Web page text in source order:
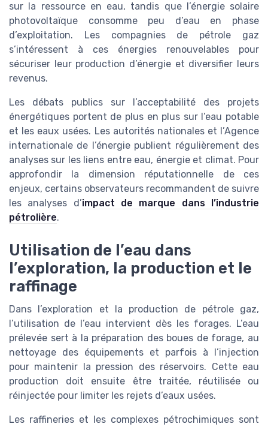
sur la ressource en eau, tandis que l’énergie solaire
photovoltaïque consomme peu d’eau en phase
d’exploitation. Les compagnies de pétrole gaz
s’intéressent à ces énergies renouvelables pour
sécuriser leur production d’énergie et diversifier leurs
revenus.
Les débats publics sur l’acceptabilité des projets
énergétiques portent de plus en plus sur l’eau potable
et les eaux usées. Les autorités nationales et l’Agence
internationale de l’énergie publient régulièrement des
analyses sur les liens entre eau, énergie et climat. Pour
approfondir la dimension réputationnelle de ces
enjeux, certains observateurs recommandent de suivre
les analyses d’impact de marque dans l’industrie
pétrolière.
Utilisation de l’eau dans
l’exploration, la production et le
raffinage
Dans l’exploration et la production de pétrole gaz,
l’utilisation de l’eau intervient dès les forages. L’eau
prélevée sert à la préparation des boues de forage, au
nettoyage des équipements et parfois à l’injection
pour maintenir la pression des réservoirs. Cette eau
production doit ensuite être traitée, réutilisée ou
réinjectée pour limiter les rejets d’eaux usées.
Les raffineries et les complexes pétrochimiques sont